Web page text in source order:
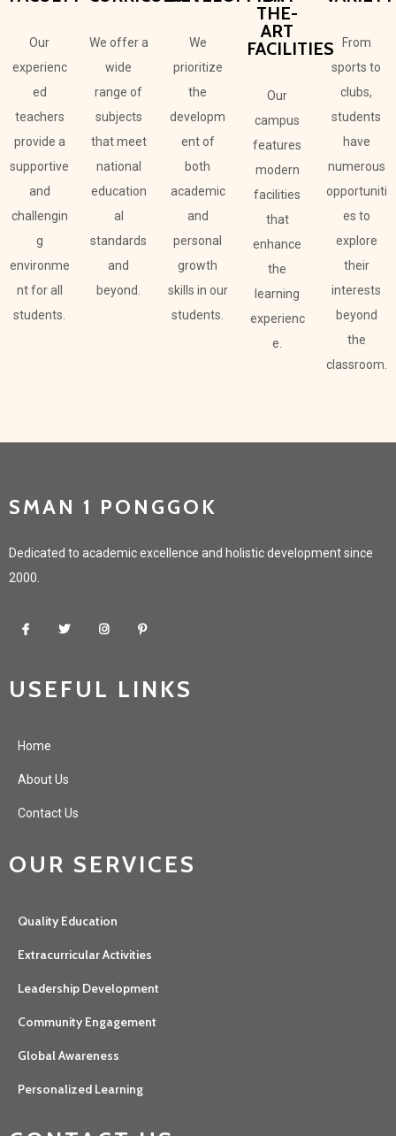
Our
experienc
ed
teachers
provide a
supportive
and
challengin
g
environme
nt for all
students.
We offer a
wide
range of
subjects
that meet
national
education
al
standards
and
beyond.
We
prioritize
the
developm
ent of
both
academic
and
personal
growth
skills in our
students.
THE-
ART
FACILITIES
Our
campus
features
modern
facilities
that
enhance
the
learning
experienc
e.
From
sports to
clubs,
students
have
numerous
opportuniti
es to
explore
their
interests
beyond
the
classroom.
SMAN 1 PONGGOK
Dedicated to academic excellence and holistic development since
2000.
USEFUL LINKS
Home
About Us
Contact Us
OUR SERVICES
Quality Education
Extracurricular Activities
Leadership Development
Community Engagement
Global Awareness
Personalized Learning